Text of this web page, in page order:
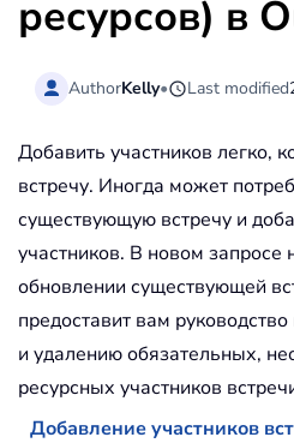
ресурсов) в
AuthorKelly• Last modified
Добавить участников легко,
встречу. Иногда может
существующую встречу и
участников. В новом запросе
обновлении существующей
предоставит вам
и удалению обязательных,
ресурсных участников
Добавление участников